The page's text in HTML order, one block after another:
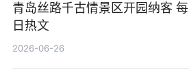
青岛丝路千古情景区开园纳客 每
日热文
2026-06-26